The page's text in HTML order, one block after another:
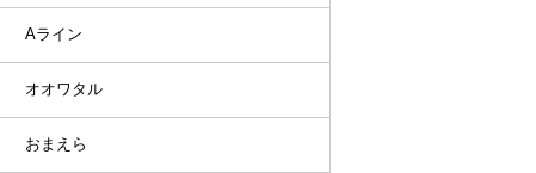
Aライン
オオワタル
おまえら